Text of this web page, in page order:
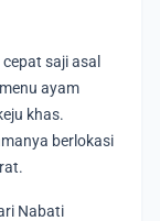
saji asal
ayam
khas.
berlokasi
Nabati